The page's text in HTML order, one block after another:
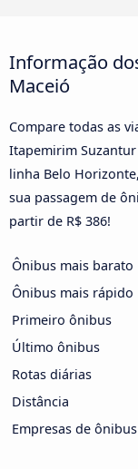
Informação
Maceió
Compare todas as
Itapemirim
linha Belo
sua passagem de
partir de R$ 386!
Ônibus mais barato
Ônibus mais rápido
Primeiro ônibus
Último ônibus
Rotas diárias
Distância
Empresas de ônibus